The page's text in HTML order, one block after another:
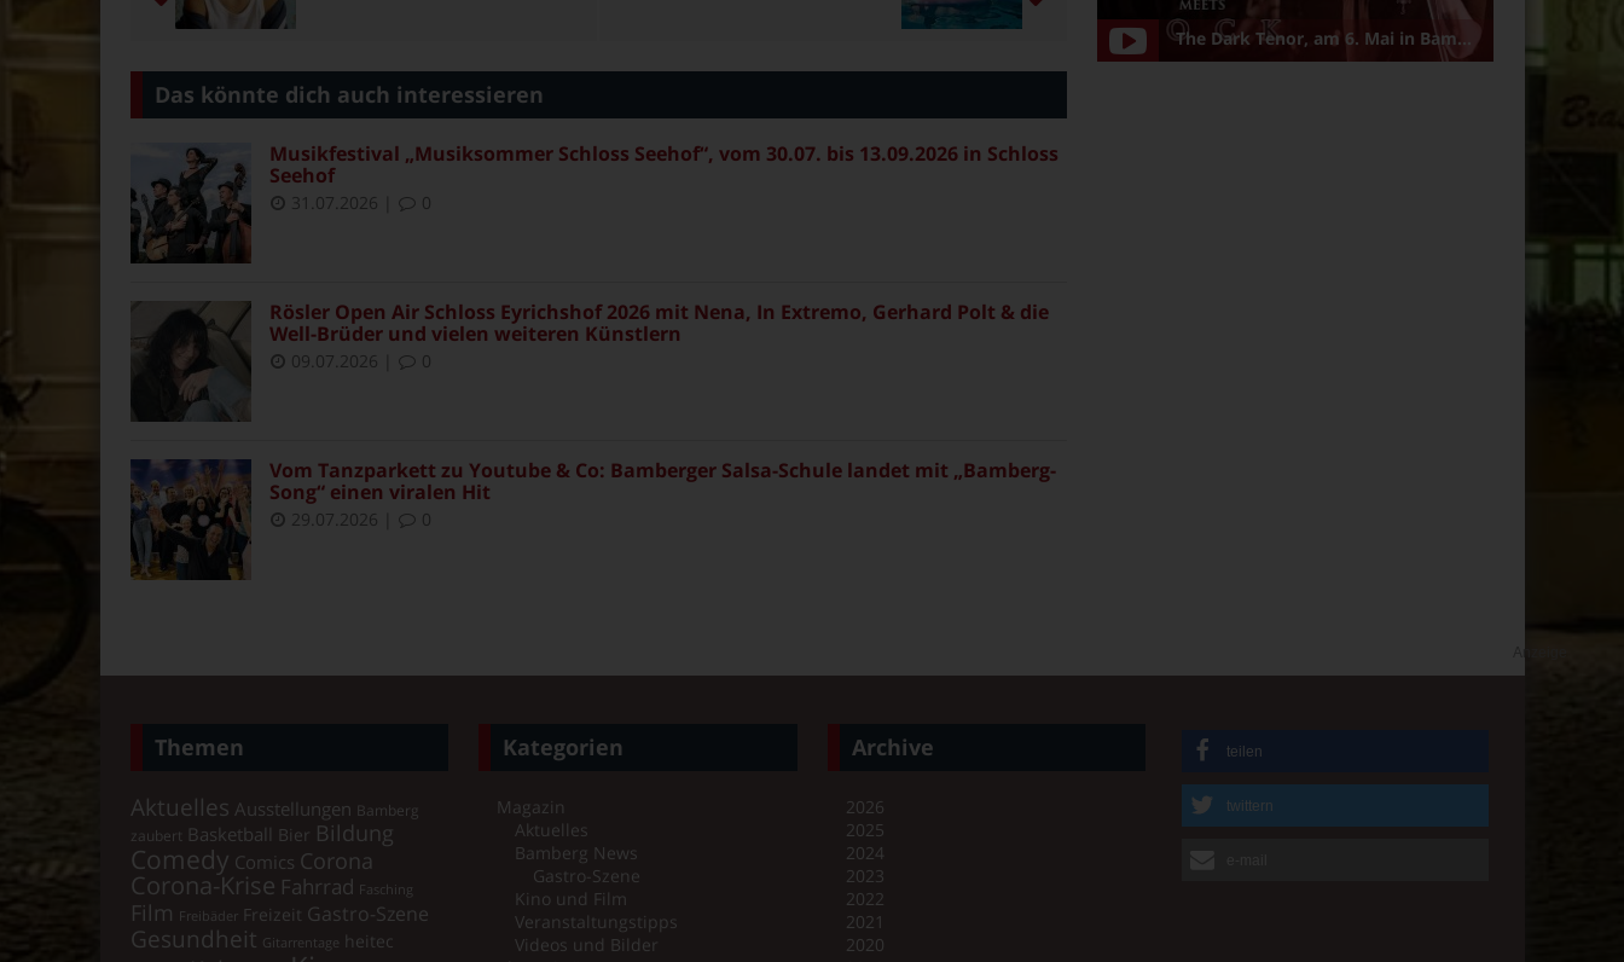
Das könnte dich auch interessieren
Musikfestival „Musiksommer Schloss Seehof“, vom 30.07. bis 13.09.2026 in Schloss
Seehof
31.07.2026 0
Rösler Open Air Schloss Eyrichshof 2026 mit Nena, In Extremo, Gerhard Polt & die
Well-Brüder und vielen weiteren Künstlern
09.07.2026 0
Vom Tanzparkett zu Youtube & Co: Bamberger Salsa-Schule landet mit „Bamberg-
Song“ einen viralen Hit
29.07.2026 0
The Dark Tenor, am 6. Mai in Bamberg
Themen
Aktuelles Ausstellungen Bamberg
zaubert Basketball Bier Bildung
Comedy Comics Corona
Corona-Krise Fahrrad Fasching
Film Freibäder Freizeit Gastro-Szene
Gesundheit Gitarrentage
heitec
Kategorien
Magazin
Aktuelles
Bamberg News
Gastro-Szene
Kino und Film
Veranstaltungstipps
Videos und Bilder
Archive
2026
2025
2024
2023
2022
2021
2020
teilen
twittern